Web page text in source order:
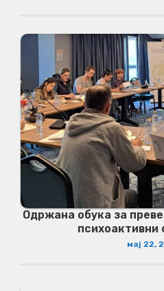
Одржана обука за
психоактивни
мај 22,